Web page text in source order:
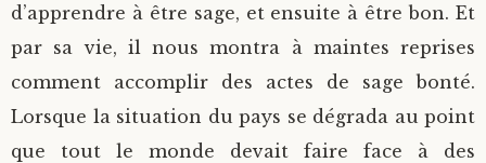
d’apprendre à être sage, et ensuite à être bon. Et
par sa vie, il nous montra à maintes reprises
comment accomplir des actes de sage bonté.
Lorsque la situation du pays se dégrada au point
que tout le monde devait faire face à des